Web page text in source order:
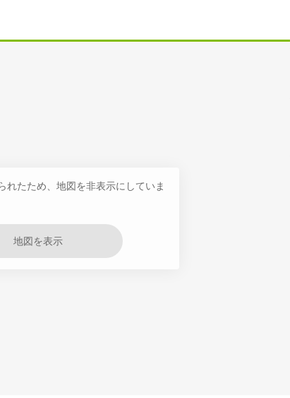
れたため、地図を非表示にしていま
地図を表示